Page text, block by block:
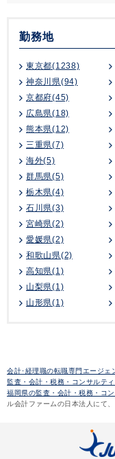
勤務地
東京都(1238)
神奈川県(94)
京都府(45)
広島県(18)
熊本県(12)
三重県(7)
海外(5)
群馬県(5)
栃木県(4)
石川県(3)
宮崎県(2)
愛媛県(2)
和歌山県(2)
高知県(1)
山梨県(1)
山形県(1)
会計･経理職の転職専門エージェ
監査・会計・税務・コンサルテ
福岡県の監査・会計・税務・コ
ル会計ファームの日本法人にて